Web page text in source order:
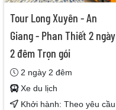
Tour Long Xuyên - An
Giang - Phan Thiết 2 ngày
2 đêm Trọn gói
2 ngày 2 đêm
Xe du lịch
Khởi hành: Theo yêu cầu